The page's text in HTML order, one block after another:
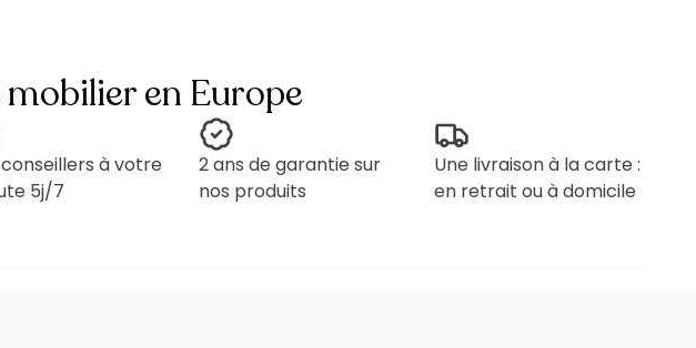
mobilier en Europe
à votre
5j/7
2 ans de garantie sur
nos produits
Une livraison à la carte :
en retrait ou à domicile